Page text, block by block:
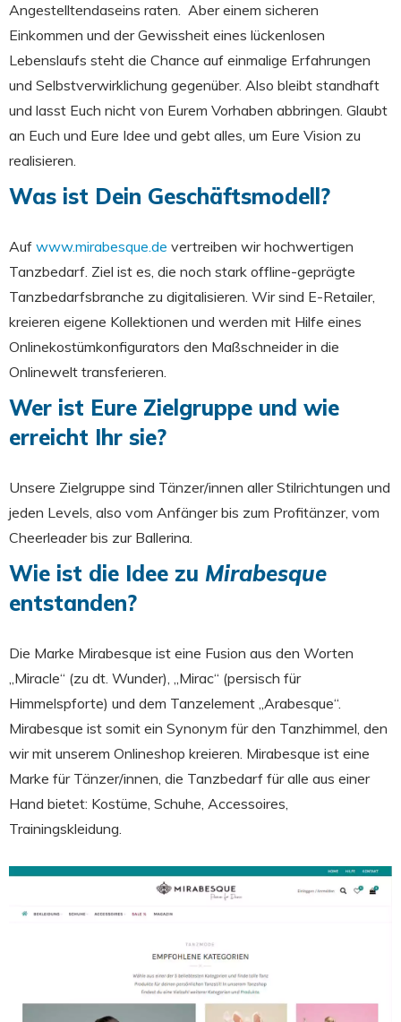
Angestelltendaseins raten. Aber einem sicheren
Einkommen und der Gewissheit eines lückenlosen
Lebenslaufs steht die Chance auf einmalige Erfahrungen
und Selbstverwirklichung gegenüber. Also bleibt standhaft
und lasst Euch nicht von Eurem Vorhaben abbringen. Glaubt
an Euch und Eure Idee und gebt alles, um Eure Vision zu
realisieren.
Was ist Dein Geschäftsmodell?
Auf www.mirabesque.de vertreiben wir hochwertigen
Tanzbedarf. Ziel ist es, die noch stark offline-geprägte
Tanzbedarfsbranche zu digitalisieren. Wir sind E-Retailer,
kreieren eigene Kollektionen und werden mit Hilfe eines
Onlinekostümkonfigurators den Maßschneider in die
Onlinewelt transferieren.
Wer ist Eure Zielgruppe und wie
erreicht Ihr sie?
Unsere Zielgruppe sind Tänzer/innen aller Stilrichtungen und
jeden Levels, also vom Anfänger bis zum Profitänzer, vom
Cheerleader bis zur Ballerina.
Wie ist die Idee zu Mirabesque
entstanden?
Die Marke Mirabesque ist eine Fusion aus den Worten
„Miracle“ (zu dt. Wunder), „Mirac“ (persisch für
Himmelspforte) und dem Tanzelement „Arabesque“.
Mirabesque ist somit ein Synonym für den Tanzhimmel, den
wir mit unserem Onlineshop kreieren. Mirabesque ist eine
Marke für Tänzer/innen, die Tanzbedarf für alle aus einer
Hand bietet: Kostüme, Schuhe, Accessoires,
Trainingskleidung.